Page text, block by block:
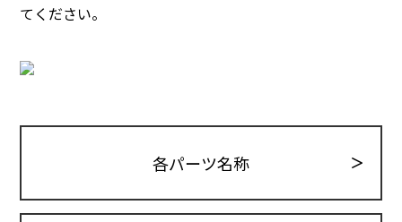
てください。
各パーツ名称